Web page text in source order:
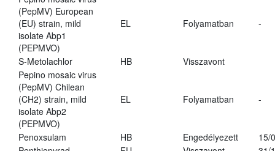
(PepMV) European
(EU) strain, mild
isolate Abp1
(PEPMVO)
EL Folyamatban -
S-Metolachlor HB
Visszavont
Pepino mosaic virus
(PepMV) Chilean
(CH2) strain, mild
isolate Abp2
(PEPMVO)
EL Folyamatban -
Penoxsulam HB Engedélyezett
15/